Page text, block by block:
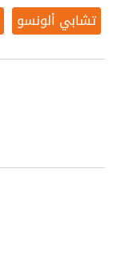
تشابي ألونسو